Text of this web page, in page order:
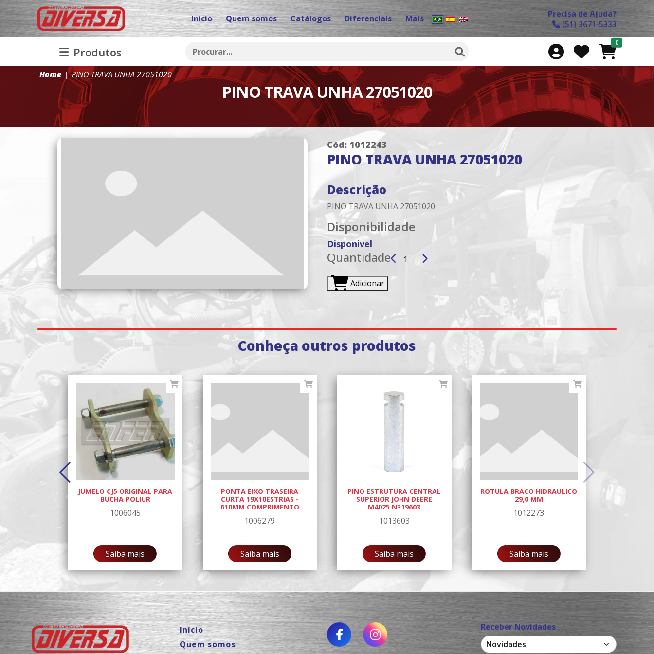
Início Quem somos Catálogos Diferenciais Mais
Precisa de Ajuda?
(51) 3671-5333
Produtos
0
Home PINO TRAVA UNHA 27051020
PINO TRAVA UNHA 27051020
Cód: 1012243
PINO TRAVA UNHA 27051020
Descrição
PINO TRAVA UNHA 27051020
Disponibilidade
Disponivel
Quantidade
Adicionar
Conheça outros produtos
JUMELO CJ5 ORIGINAL PARA
BUCHA POLIUR
1006045
Saiba mais
PONTA EIXO TRASEIRA
CURTA 19X10ESTRIAS -
610MM COMPRIMENTO
1006279
Saiba mais
PINO ESTRUTURA CENTRAL
SUPERIOR JOHN DEERE
M4025 N319603
1013603
Saiba mais
ROTULA BRACO HIDRAULICO
29,0 MM
1012273
Saiba mais
Início
Quem somos
Receber Novidades